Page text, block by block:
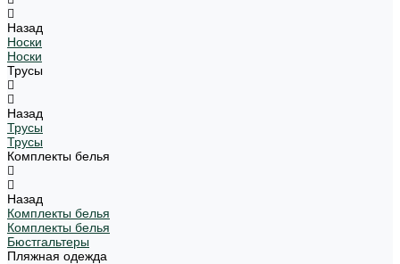
Назад
Носки
Носки
Трусы
Назад
Трусы
Трусы
Комплекты белья
Назад
Комплекты белья
Комплекты белья
Бюстгальтеры
Пляжная одежда